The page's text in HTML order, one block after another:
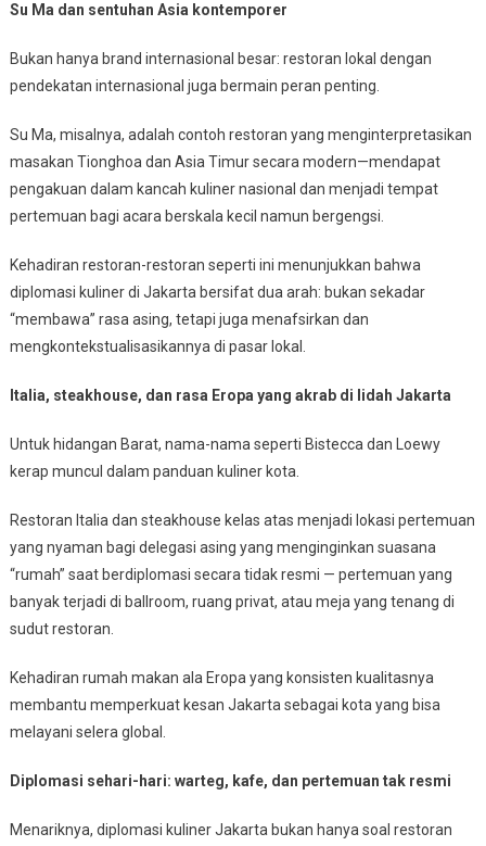
Su Ma dan sentuhan Asia kontemporer
Bukan hanya brand internasional besar: restoran lokal dengan
pendekatan internasional juga bermain peran penting.
Su Ma, misalnya, adalah contoh restoran yang menginterpretasikan
masakan Tionghoa dan Asia Timur secara modern—mendapat
pengakuan dalam kancah kuliner nasional dan menjadi tempat
pertemuan bagi acara berskala kecil namun bergengsi.
Kehadiran restoran-restoran seperti ini menunjukkan bahwa
diplomasi kuliner di Jakarta bersifat dua arah: bukan sekadar
“membawa” rasa asing, tetapi juga menafsirkan dan
mengkontekstualisasikannya di pasar lokal.
Italia, steakhouse, dan rasa Eropa yang akrab di lidah Jakarta
Untuk hidangan Barat, nama-nama seperti Bistecca dan Loewy
kerap muncul dalam panduan kuliner kota.
Restoran Italia dan steakhouse kelas atas menjadi lokasi pertemuan
yang nyaman bagi delegasi asing yang menginginkan suasana
“rumah” saat berdiplomasi secara tidak resmi — pertemuan yang
banyak terjadi di ballroom, ruang privat, atau meja yang tenang di
sudut restoran.
Kehadiran rumah makan ala Eropa yang konsisten kualitasnya
membantu memperkuat kesan Jakarta sebagai kota yang bisa
melayani selera global.
Diplomasi sehari-hari: warteg, kafe, dan pertemuan tak resmi
Menariknya, diplomasi kuliner Jakarta bukan hanya soal restoran